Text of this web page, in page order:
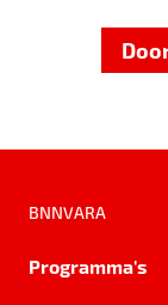
BNNVARA
Programma's